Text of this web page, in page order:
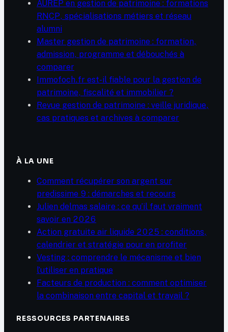
AUREP en gestion de patrimoine : formations
RNCP, spécialisations métiers et réseau
alumni
Master gestion de patrimoine : formation,
admission, programme et débouchés à
comparer
Immofoch.fr est-il fiable pour la gestion de
patrimoine, fiscalité et immobilier ?
Revue gestion de patrimoine : veille juridique,
cas pratiques et archives à comparer
À LA UNE
Comment récupérer son argent sur
predissime 9 : démarches et recours
Julien delmas salaire : ce qu’il faut vraiment
savoir en 2026
Action gratuite air liquide 2025 : conditions,
calendrier et stratégie pour en profiter
Vesting : comprendre le mécanisme et bien
l’utiliser en pratique
Facteurs de production : comment optimiser
la combinaison entre capital et travail ?
RESSOURCES PARTENAIRES